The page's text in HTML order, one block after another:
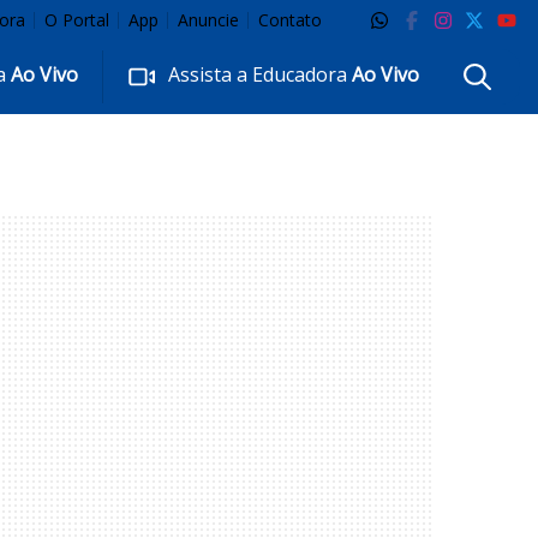
O Portal App Anuncie Contato
Ao Vivo Assista a EducadoraAo Vivo